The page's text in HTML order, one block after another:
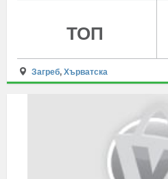
ТОП
Загреб,Хърватска